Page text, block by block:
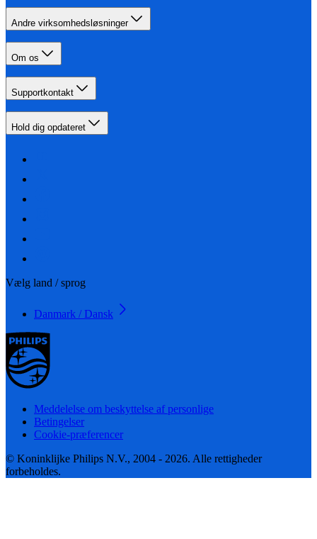
Andre virksomhedsløsninger
Om os
Supportkontakt
Hold dig opdateret
Vælg land / sprog
Danmark / Dansk
Meddelelse om beskyttelse af personlige
Betingelser
Cookie-præferencer
© Koninklijke Philips N.V., 2004 - 2026. Alle rettigheder
forbeholdes.